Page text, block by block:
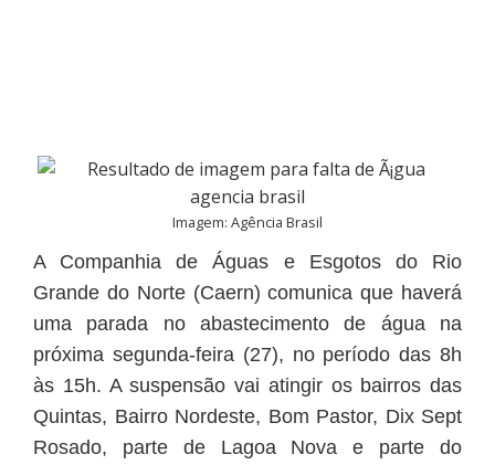
Imagem: Agência Brasil
A Companhia de Águas e Esgotos do Rio
Grande do Norte (Caern) comunica que haverá
uma parada no abastecimento de água na
próxima segunda-feira (27), no período das 8h
às 15h. A suspensão vai atingir os bairros das
Quintas, Bairro Nordeste, Bom Pastor, Dix Sept
Rosado, parte de Lagoa Nova e parte do